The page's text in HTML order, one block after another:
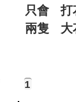
只會 打
兩隻 大
1